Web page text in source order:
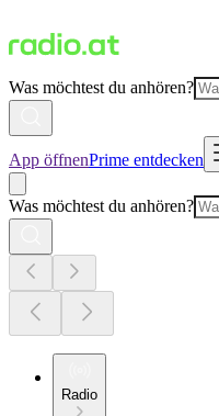
Was möchtest du anhören?
App öffnenPrime entdecken
Was möchtest du anhören?
Radio